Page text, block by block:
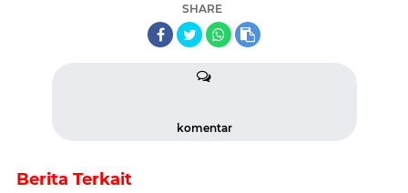
SHARE
komentar
Berita Terkait